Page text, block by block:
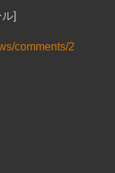
]
comments/2